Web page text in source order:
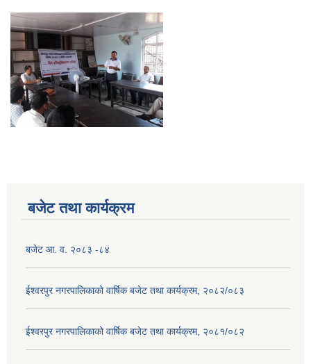
बजेट तथा कार्यक्रम
बजेट आ. व. २०८३ -८४
ईश्वरपुर नगरपालिकाको वार्षिक बजेट तथा कार्यक्रम, २०८२/०८३
ईश्वरपुर नगरपालिकाको वार्षिक बजेट तथा कार्यक्रम, २०८१/०८२